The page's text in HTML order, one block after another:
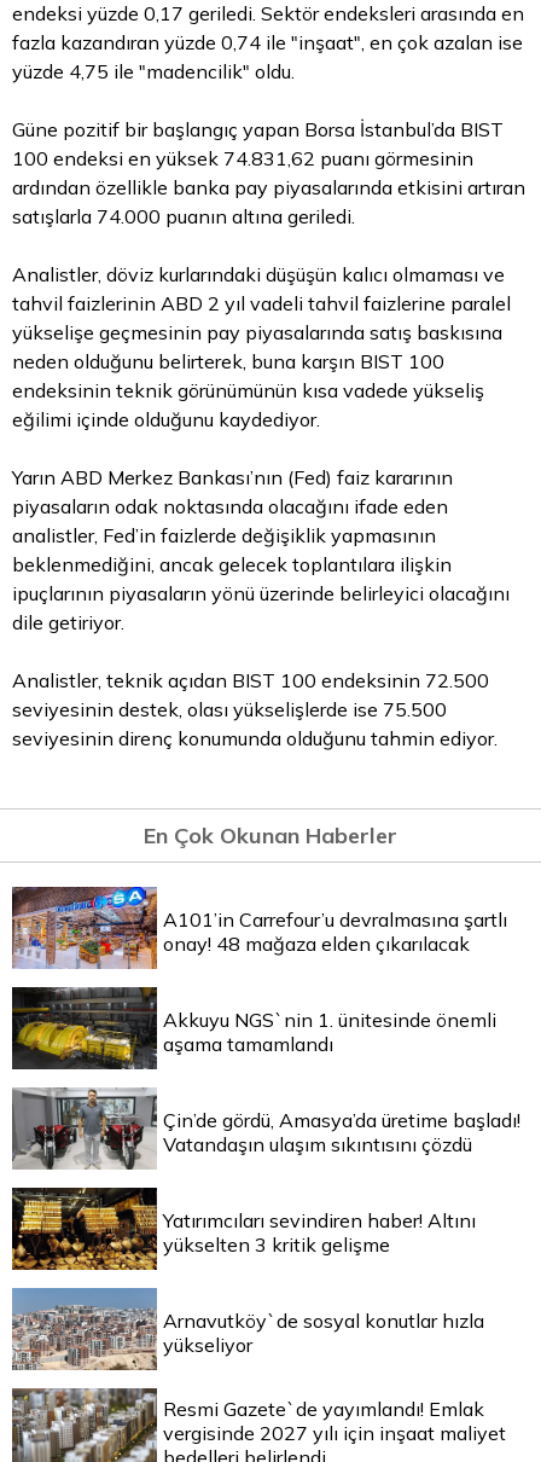
endeksi yüzde 0,17 geriledi. Sektör endeksleri arasında en
fazla kazandıran yüzde 0,74 ile "inşaat", en çok azalan ise
yüzde 4,75 ile "madencilik" oldu.
Güne pozitif bir başlangıç yapan Borsa İstanbul’da BIST
100 endeksi en yüksek 74.831,62 puanı görmesinin
ardından özellikle banka pay piyasalarında etkisini artıran
satışlarla 74.000 puanın altına geriledi.
Analistler, döviz kurlarındaki düşüşün kalıcı olmaması ve
tahvil faizlerinin ABD 2 yıl vadeli tahvil faizlerine paralel
yükselişe geçmesinin pay piyasalarında satış baskısına
neden olduğunu belirterek, buna karşın BIST 100
endeksinin teknik görünümünün kısa vadede yükseliş
eğilimi içinde olduğunu kaydediyor.
Yarın ABD Merkez Bankası’nın (Fed) faiz kararının
piyasaların odak noktasında olacağını ifade eden
analistler, Fed’in faizlerde değişiklik yapmasının
beklenmediğini, ancak gelecek toplantılara ilişkin
ipuçlarının piyasaların yönü üzerinde belirleyici olacağını
dile getiriyor.
Analistler, teknik açıdan BIST 100 endeksinin 72.500
seviyesinin destek, olası yükselişlerde ise 75.500
seviyesinin direnç konumunda olduğunu tahmin ediyor.
En Çok Okunan Haberler
A101’in Carrefour’u devralmasına şartlı
onay! 48 mağaza elden çıkarılacak
Akkuyu NGS`nin 1. ünitesinde önemli
aşama tamamlandı
Çin’de gördü, Amasya’da üretime başladı!
Vatandaşın ulaşım sıkıntısını çözdü
Yatırımcıları sevindiren haber! Altını
yükselten 3 kritik gelişme
Arnavutköy`de sosyal konutlar hızla
yükseliyor
Resmi Gazete`de yayımlandı! Emlak
vergisinde 2027 yılı için inşaat maliyet